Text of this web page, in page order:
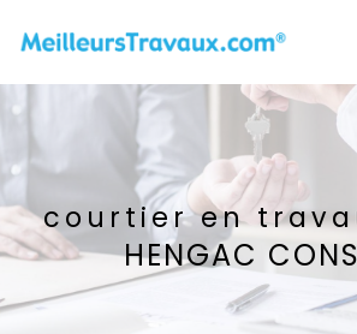
courtier en
HENGAC